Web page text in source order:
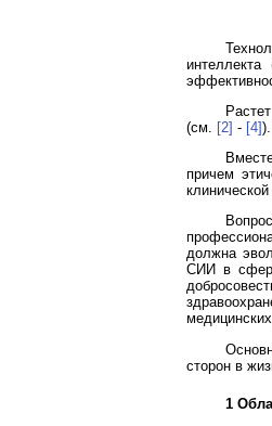
(см.
[2] - [4]
причем
должна
СИИ в
сторон в
1